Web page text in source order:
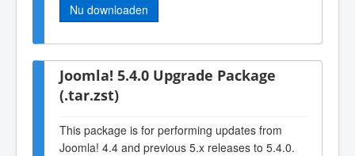
Nu downloaden
Joomla! 5.4.0 Upgrade Package
(.tar.zst)
This package is for performing updates from
Joomla! 4.4 and previous 5.x releases to 5.4.0.